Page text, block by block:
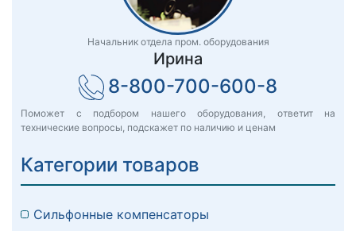
Начальник отдела пром. оборудования
Ирина
8-800-700-600-8
Поможет с подбором нашего оборудования, ответит на
технические вопросы, подскажет по наличию и ценам
Категории товаров
Сильфонные компенсаторы